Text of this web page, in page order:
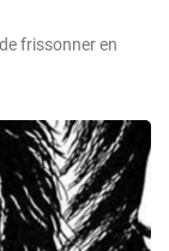
frissonner en